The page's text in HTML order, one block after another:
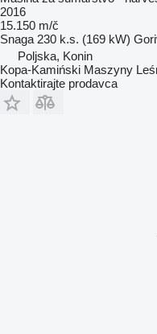
2016
15.150 m/č
Snaga 230 k.s. (169 kW)
Poljska, Konin
Kopa-Kamiński Maszyny
Kontaktirajte prodavca